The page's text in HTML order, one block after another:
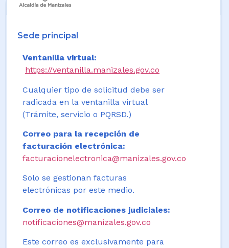
Sede principal
Ventanilla virtual:
https://ventanilla.manizales.gov.co
Cualquier tipo de solicitud debe ser
radicada en la ventanilla virtual
(Trámite, servicio o PQRSD.)
Correo para la recepción de
facturación electrónica:
facturacionelectronica@manizales.gov.co
Solo se gestionan facturas
electrónicas por este medio.
Correo de notificaciones judiciales:
notificaciones@manizales.gov.co
Este correo es exclusivamente para